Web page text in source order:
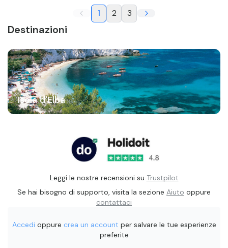
1 2 3
Destinazioni
Isola d'Elba
Leggi le nostre recensioni su Trustpilot
Se hai bisogno di supporto, visita la sezione Aiuto oppure
contattaci
Accedi oppure crea un account per salvare le tue esperienze
preferite